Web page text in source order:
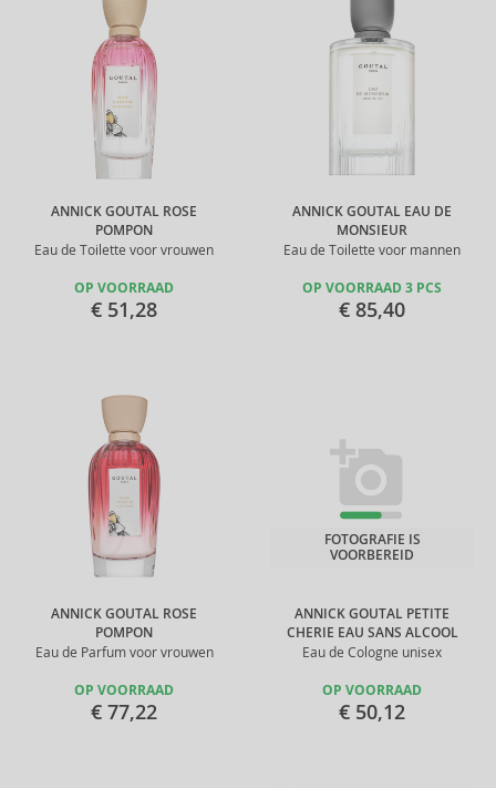
ANNICK GOUTAL ROSE
POMPON
Eau de Toilette voor vrouwen
OP VOORRAAD
€ 51,28
ANNICK GOUTAL EAU DE
MONSIEUR
Eau de Toilette voor mannen
OP VOORRAAD 3 PCS
€ 85,40
ANNICK GOUTAL ROSE
POMPON
Eau de Parfum voor vrouwen
OP VOORRAAD
€ 77,22
ANNICK GOUTAL PETITE
CHERIE EAU SANS ALCOOL
Eau de Cologne unisex
FOTOGRAFIE IS
VOORBEREID
OP VOORRAAD
€ 50,12